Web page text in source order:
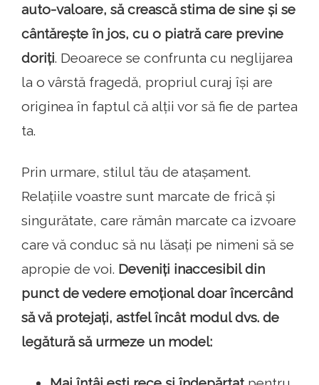
auto-valoare, să crească stima de sine și se
cântărește în jos, cu o piatră care previne
doriți. Deoarece se confrunta cu neglijarea
la o vârstă fragedă, propriul curaj își are
originea în faptul că alții vor să fie de partea
ta.
Prin urmare, stilul tău de atașament.
Relațiile voastre sunt marcate de frică și
singurătate, care rămân marcate ca izvoare
care vă conduc să nu lăsați pe nimeni să se
apropie de voi. Deveniți inaccesibil din
punct de vedere emoțional doar încercând
să vă protejați, astfel încât modul dvs. de
legătură să urmeze un model: